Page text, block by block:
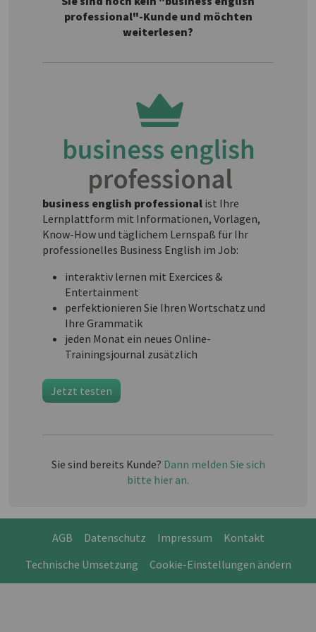
professional"-Kunde und möchten
weiterlesen?
business english professional ist Ihre
Lernplattform mit Informationen, Vorlagen,
Know-How und täglichem Lernspaß für Ihr
professionelles Business English im Job:
interaktiv lernen mit Exercices &
Entertainment
perfektionieren Sie Ihren Wortschatz und
Ihre Grammatik
jeden Monat ein neues Online-
Trainingsjournal zusätzlich
Jetzt testen
Sie sind bereits Kunde? Dann melden Sie sich
bitte hier an.
AGB Datenschutz Impressum
Kontakt
Technische Umsetzung
Cookie-Einstellungen ändern